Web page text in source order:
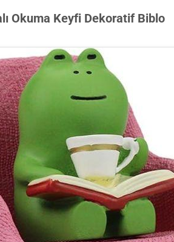
Okuma Keyfi Dekoratif Biblo